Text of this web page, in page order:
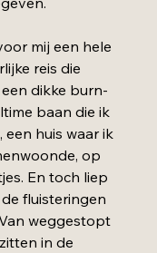
mij een hele
reis die
dikke burn-
baan die ik
een huis waar ik
op
En toch liep
fluisteringen
weggestopt
in de